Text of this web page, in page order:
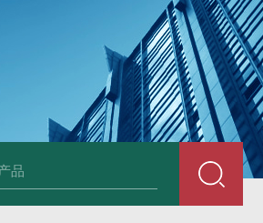
激光功率传感器 Ophir PD300-